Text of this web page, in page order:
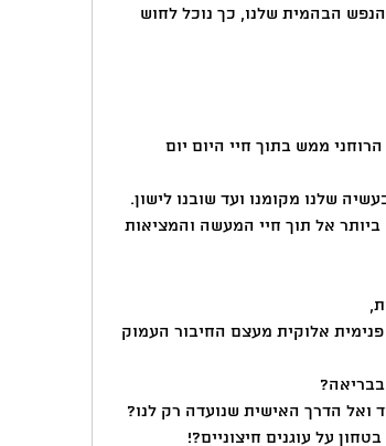
ממש בתוך חיי היום יום
שלנו מקומנו ועד שובנו לישון.
הדרך האישית שנועדה רק לנו?